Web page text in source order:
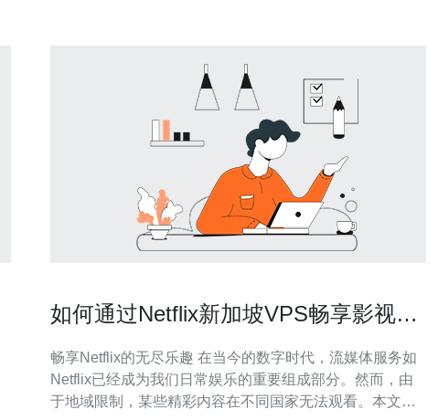
如何通过Netflix新加坡VPS畅享影视内
畅享Netflix的无尽乐趣 在当今的数字时代，流媒体服务如
Netflix已经成为我们日常娱乐的重要组成部分。然而，由
于地域限制，某些精彩内容在不同国家无法观看。本文将